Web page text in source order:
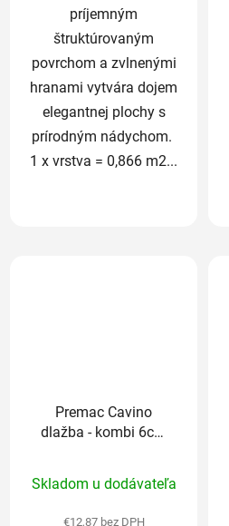
príjemným
štruktúrovaným
povrchom a zvlnenými
hranami vytvára dojem
elegantnej plochy s
prírodným nádychom.
1 x vrstva = 0,866 m2...
Premac Cavino
dlažba - kombi 6cm
hodnotenie
produktu
Skladom u dodávateľa
€12,87 bez DPH